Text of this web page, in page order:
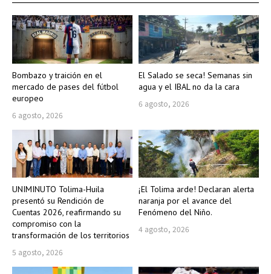
Bombazo y traición en el
mercado de pases del fútbol
europeo
6 agosto, 2026
El Salado se seca! Semanas sin
agua y el IBAL no da la cara
6 agosto, 2026
UNIMINUTO Tolima-Huila
presentó su Rendición de
Cuentas 2026, reafirmando su
compromiso con la
transformación de los territorios
5 agosto, 2026
¡El Tolima arde! Declaran alerta
naranja por el avance del
Fenómeno del Niño.
4 agosto, 2026